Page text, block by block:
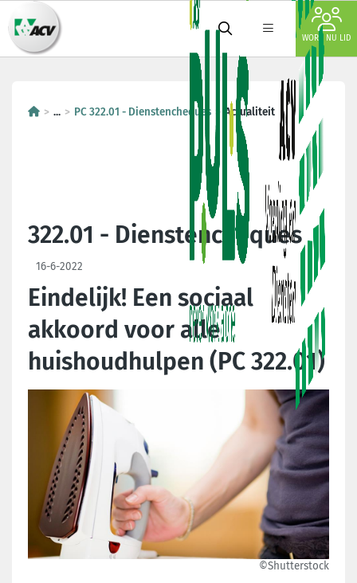
WORD NU LID
... PC 322.01 - Dienstencheques Actualiteit
322.01 - Dienstencheques
16-6-2022
Eindelijk! Een sociaal
akkoord voor alle
huishoudhulpen (PC 322.01)
©Shutterstock